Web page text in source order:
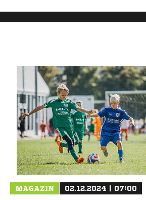
MAGAZIN 02.12.2024 | 07:00